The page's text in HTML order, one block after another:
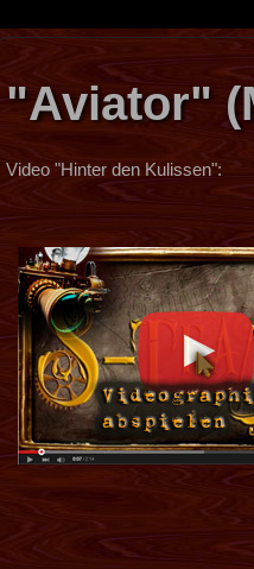
"Aviator"
Video "Hinter den Kulissen":